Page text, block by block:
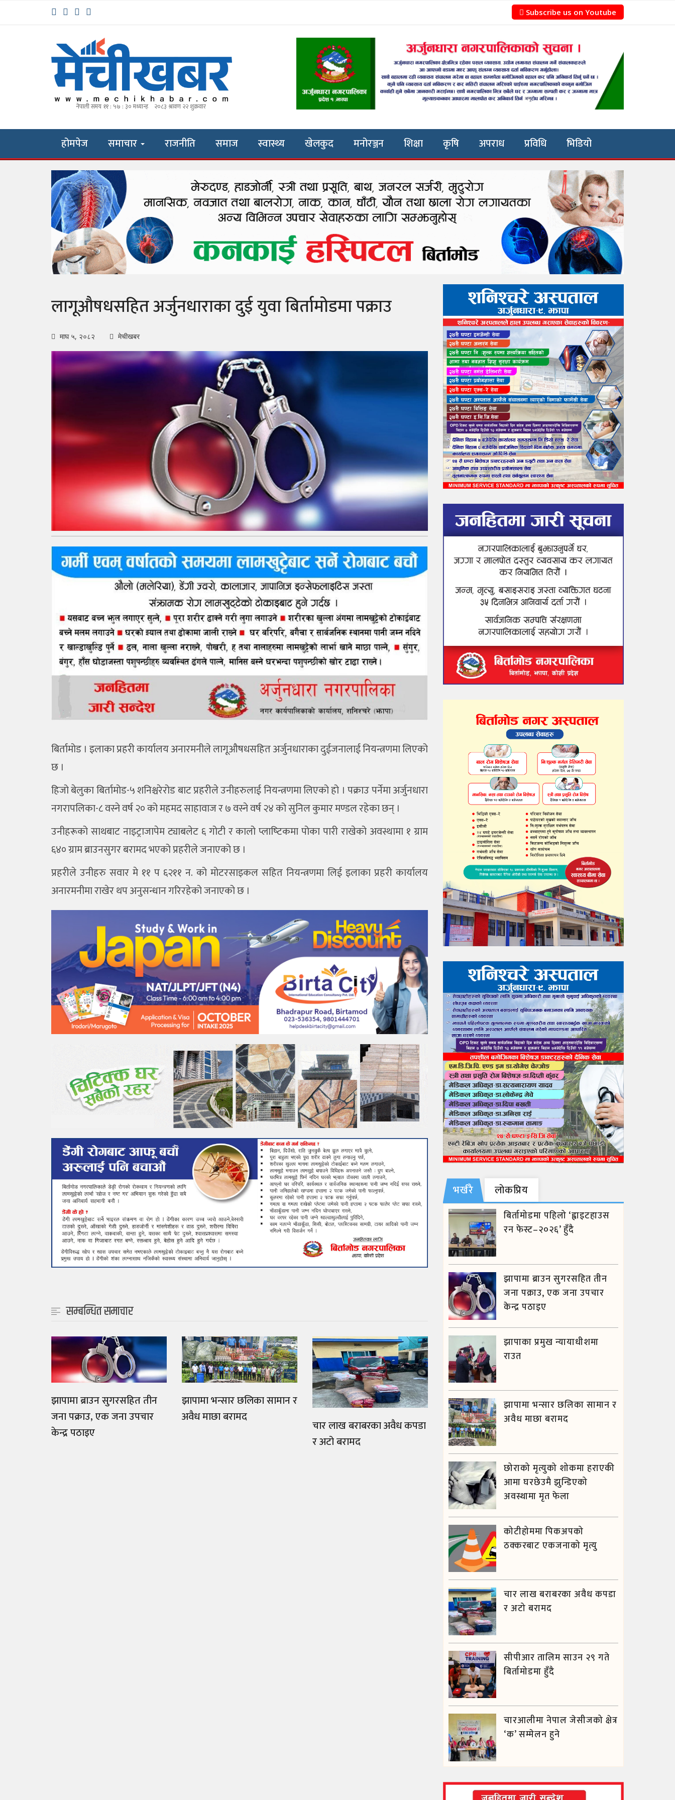
Subscribe us on Youtube
होमपेज समाचार राजनीति समाज स्वास्थ्य खेलकुद मनोरञ्जन शिक्षा कृषि अपराध प्रविधि भिडियो
लागूऔषधसहित अर्जुनधाराका दुई युवा बिर्तामोडमा पक्राउ
माघ ५, २०८२ मेचीखबर
बिर्तामोड । इलाका प्रहरी कार्यालय अनारमनीले लागूऔषधसहित अर्जुनधाराका दुईजनालाई नियन्त्रणमा लिएको
छ ।
हिजो बेलुका बिर्तामोड-५ शनिश्चरेरोड बाट प्रहरीले उनीहरुलाई नियन्त्रणमा लिएको हो । पक्राउ पर्नेमा अर्जुनधारा
नगरापलिका-८ वस्ने वर्ष २० को महमद साहावाज र ७ वस्ने वर्ष २४ को सुनिल कुमार मण्डल रहेका छन् ।
उनीहरूको साथबाट नाइट्राजापेम ट्याबलेट ६ गोटी र कालो प्लाष्‍टिकमा पोका पारी राखेको अवस्थामा १ ग्राम
६४० ग्राम ब्राउनसुगर बरामद भएको प्रहरीले जनाएको छ ।
प्रहरीले उनीहरु सवार मे ११ प ६२११ न. को मोटरसाइकल सहित नियन्त्रणमा लिई इलाका प्रहरी कार्यालय
अनारमनीमा राखेर थप अनुसन्धान गरिरहेको जनाएको छ ।
सम्बन्धित समाचार
झापामा ब्राउन सुगरसहित तीन
जना पक्राउ, एक जना उपचार
केन्द्र पठाइए
झापामा भन्सार छलिका सामान र
अवैध माछा बरामद
चार लाख बराबरका अवैध कपडा
र अटो बरामद
भर्खरै लाेकप्रिय
बिर्तामोडमा पहिलो ‘ह्वाइटहाउस
रन फेस्ट–२०२६’ हुँदै
झापामा ब्राउन सुगरसहित तीन
जना पक्राउ, एक जना उपचार
केन्द्र पठाइए
झापाका प्रमुख न्यायाधीशमा
राउत
झापामा भन्सार छलिका सामान र
अवैध माछा बरामद
छोराको मृत्युको शोकमा हराएकी
आमा घरछेउमै झुन्डिएको
अवस्थामा मृत फेला
कोटीहोममा पिकअपको
ठक्करबाट एकजनाको मृत्यु
चार लाख बराबरका अवैध कपडा
र अटो बरामद
सीपीआर तालिम साउन २९ गते
बिर्तामोडमा हुँदै
चारआलीमा नेपाल जेसीजको क्षेत्र
‘क’ सम्मेलन हुने